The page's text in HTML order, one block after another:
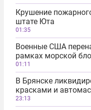
Крушение
штате Юта
01:35
Военные США
рамках морской
01:11
В Брянске
красками и
23:13